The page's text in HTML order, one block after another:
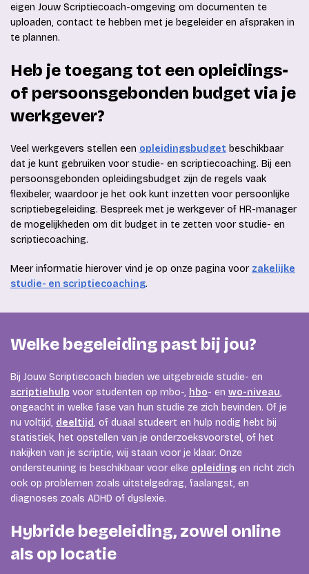
eigen Jouw Scriptiecoach-omgeving om documenten te
uploaden, contact te hebben met je begeleider en afspraken in
te plannen.
Heb je toegang tot een opleidings-
of persoonsgebonden budget via je
werkgever?
Veel werkgevers stellen een opleidingsbudget beschikbaar
dat je kunt gebruiken voor studie- en scriptiecoaching. Bij een
persoonsgebonden opleidingsbudget zijn de regels vaak
flexibeler, waardoor je het ook kunt inzetten voor persoonlijke
scriptiebegeleiding. Bespreek met je werkgever of HR-manager
de mogelijkheden om dit budget in te zetten voor studie- en
scriptiecoaching.
Meer informatie hierover vind je op onze pagina voor zakelijke
studie- en scriptiecoaching.
Welke begeleiding past bij jou?
Bij Jouw Scriptiecoach bieden we uitgebreide studie- en
scriptiehulp voor studenten op mbo-, hbo- en wo-niveau,
ongeacht in welke fase van hun studie ze zich bevinden. Of je
nu voltijd, deeltijd, of duaal studeert en hulp nodig hebt bij
statistiek, het opstellen van je onderzoeksvoorstel, of het
nakijken van je scriptie, wij staan voor je klaar. Onze
ondersteuning is beschikbaar voor elke opleiding en richt zich
ook op problemen zoals uitstelgedrag, faalangst, en
diagnoses zoals ADHD of dyslexie.
Hybride begeleiding, zowel online
als op locatie